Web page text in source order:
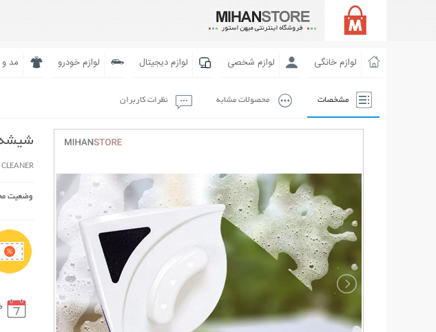
لوازم خانگی لوازم شخصی لوازم دیجیتال لوازم خودرو مد
مشخصات محصولات مشابه نظرات کاربران
شیشه